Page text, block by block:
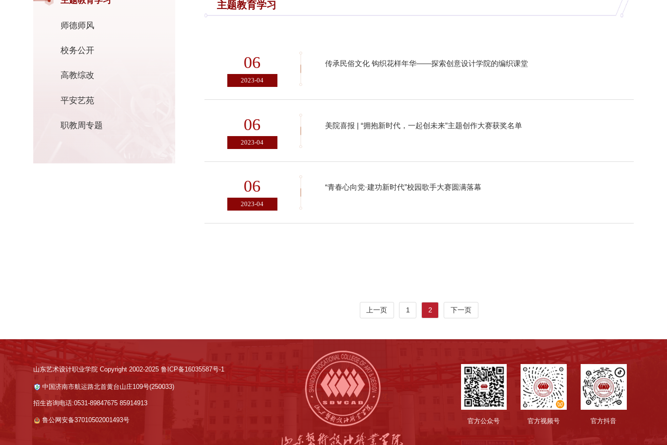
师德师风
校务公开
高教综改
平安艺苑
职教周专题
主题教育学习
06
2023-04
传承民俗文化 钩织花样年华——探索创意设计学院的编织课堂
06
2023-04
美院喜报 | “拥抱新时代，一起创未来”主题创作大赛获奖名单
06
2023-04
“青春心向党·建功新时代”校园歌手大赛圆满落幕
上一页 1 2 下一页
山东艺术设计职业学院 Copyright 2002-2025 鲁ICP备16035587号-1
中国济南市航运路北首黄台山庄109号(250033)
招生咨询电话:0531-89847675 85914913
鲁公网安备37010502001493号 官方公众号 官方视频号 官方抖音